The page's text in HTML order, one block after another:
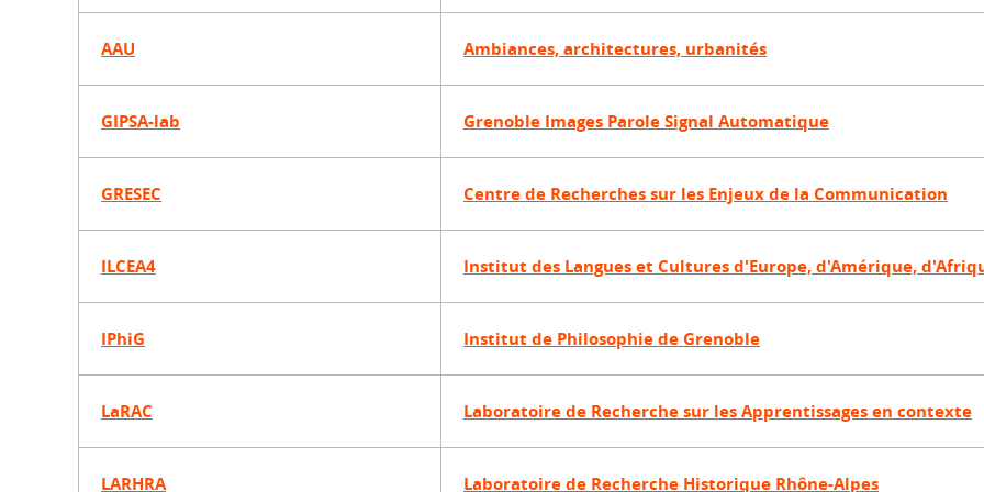
AAU Ambiances, architectures, urbanités
GIPSA-lab Grenoble Images Parole Signal Automatique
GRESEC Centre de Recherches sur les Enjeux de la Communication
ILCEA4 Institut des Langues et Cultures d'Europe, d'Amérique,
IPhiG Institut de Philosophie de Grenoble
LaRAC Laboratoire de Recherche sur les Apprentissages en contexte
LARHRA Laboratoire de Recherche Historique Rhône-Alpes